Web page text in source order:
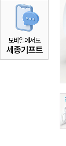
모바일에서도
세종기프트